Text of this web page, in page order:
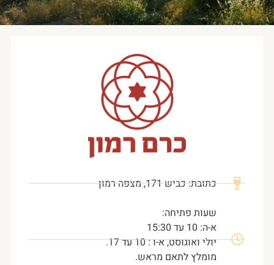
כתובת: כביש 171, מצפה רמון
שעות פתיחה:
א-ה: 10 עד 15:30
יולי ואוגוסט, א-ו : 10 עד 17.
מומלץ לתאם מראש.